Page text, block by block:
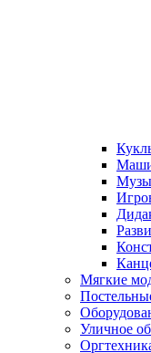
Мягкие
Уличное